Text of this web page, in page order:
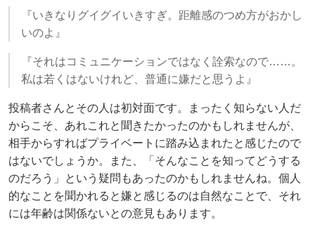
『いきなりグイグイいきすぎ。距離感のつめ方がおかし
いのよ』
『それはコミュニケーションではなく詮索なので……。
私は若くはないけれど、普通に嫌だと思うよ』
投稿者さんとその人は初対面です。まったく知らない人だ
からこそ、あれこれと聞きたかったのかもしれませんが、
相手からすればプライベートに踏み込まれたと感じたので
はないでしょうか。また、「そんなことを知ってどうする
のだろう」という疑問もあったのかもしれませんね。個人
的なことを聞かれると嫌と感じるのは自然なことで、それ
には年齢は関係ないとの意見もあります。